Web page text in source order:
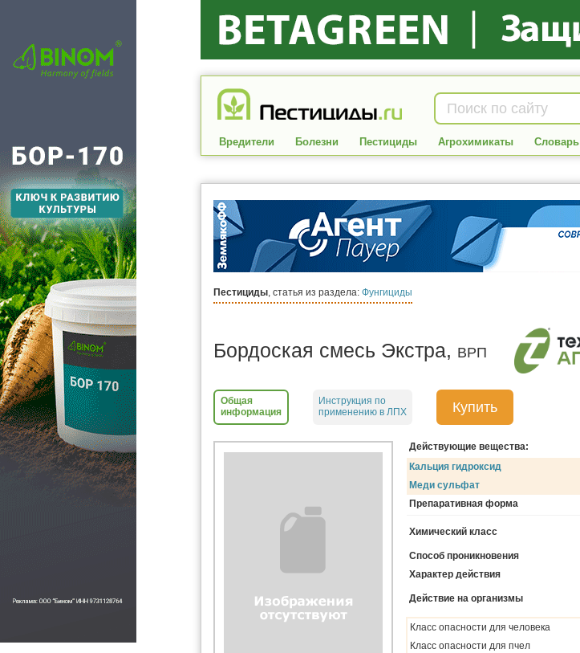
Вредители Болезни Пестициды Агрохимикаты Словарь
Пестициды, статья из раздела: Фунгициды
Бордоская смесь Экстра, ВРП
Общая
информация
Инструкция по
применению в ЛПХ
Купить
Действующие вещества:
Кальция гидроксид
Меди сульфат
Препаративная форма
Химический класс
Способ проникновения
Характер действия
Действие на организмы
Класс опасности для человека
Класс опасности для пчел